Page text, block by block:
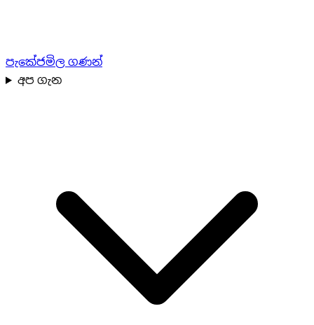
පැකේජමිල ගණන්
අප ගැන